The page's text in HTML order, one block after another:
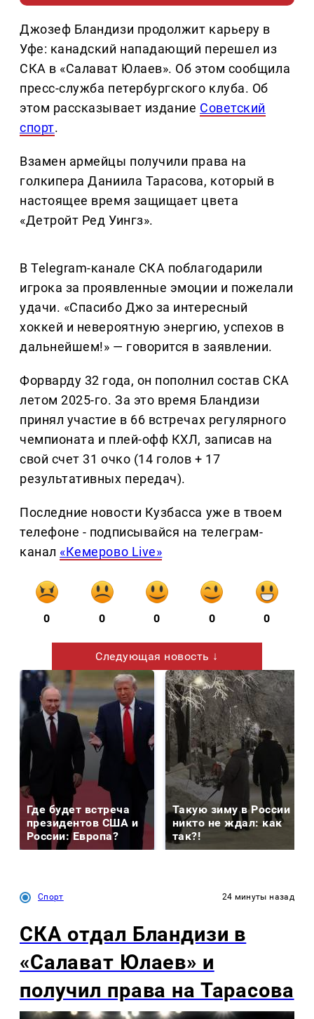
Джозеф Бландизи продолжит карьеру в
Уфе: канадский нападающий перешел из
СКА в «Салават Юлаев». Об этом сообщила
пресс-служба петербургского клуба. Об
этом рассказывает издание Советский
спорт.
Взамен армейцы получили права на
голкипера Даниила Тарасова, который в
настоящее время защищает цвета
«Детройт Ред Уингз».
В Telegram-канале СКА поблагодарили
игрока за проявленные эмоции и пожелали
удачи. «Спасибо Джо за интересный
хоккей и невероятную энергию, успехов в
дальнейшем!» — говорится в заявлении.
Форварду 32 года, он пополнил состав СКА
летом 2025-го. За это время Бландизи
принял участие в 66 встречах регулярного
чемпионата и плей-офф КХЛ, записав на
свой счет 31 очко (14 голов + 17
результативных передач).
Последние новости Кузбасса уже в твоем
телефоне - подписывайся на телеграм-
канал «Кемерово Live»
0 0 0 0 0
Следующая новость ↓
Где будет встреча
президентов США и
России: Европа?
Такую зиму в России
никто не ждал: как
так?!
Спорт 24 минуты назад
СКА отдал Бландизи в
«Салават Юлаев» и
получил права на Тарасова